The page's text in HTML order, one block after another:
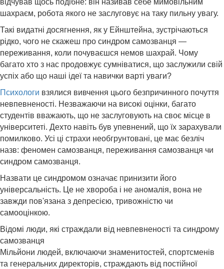
шахраєм, робота якого не заслуговує на таку пильну увагу.
Такі видатні досягнення, як у Ейнштейна, зустрічаються
рідко, чого не скажеш про синдром самозванця —
переживання, коли почуваєшся немов шахрай. Чому
багато хто з нас продовжує сумніватися, що заслужили свій
успіх або що наші ідеї та навички варті уваги?
Психологи взялися вивчення цього безпричинного почуття
невпевненості. Незважаючи на високі оцінки, багато
студентів вважають, що не заслуговують на своє місце в
університеті. Дехто навіть був упевнений, що їх зарахували
помилково. Усі ці страхи необгрунтовані, це має безліч
назв: феномен самозванця, переживання самозванця чи
синдром самозванця.
Назвати це синдромом означає принизити його
універсальність. Це не хвороба і не аномалія, вона не
завжди пов'язана з депресією, тривожністю чи
самооцінкою.
Відомі люди, які страждали від невпевненості та синдрому
самозванця
Мільйони людей, включаючи знаменитостей, спортсменів
та генеральних директорів, страждають від постійної